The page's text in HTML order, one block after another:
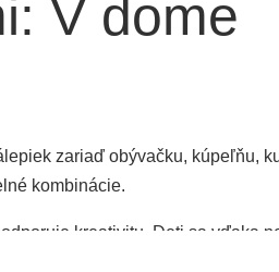
V dome
zariaď obývačku, kúpeľňu,
kombinácie.
kreativitu. Deti sa vďaka